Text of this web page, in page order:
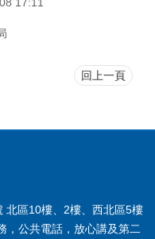
回上一頁
北區10樓、2樓、西北區5樓
，公共電話，放心講及第二